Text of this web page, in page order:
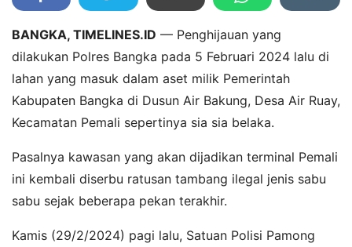
BANGKA, TIMELINES.ID — Penghijauan yang
dilakukan Polres Bangka pada 5 Februari 2024 lalu di
lahan yang masuk dalam aset milik Pemerintah
Kabupaten Bangka di Dusun Air Bakung, Desa Air Ruay,
Kecamatan Pemali sepertinya sia sia belaka.
Pasalnya kawasan yang akan dijadikan terminal Pemali
ini kembali diserbu ratusan tambang ilegal jenis sabu
sabu sejak beberapa pekan terakhir.
Kamis (29/2/2024) pagi lalu, Satuan Polisi Pamong